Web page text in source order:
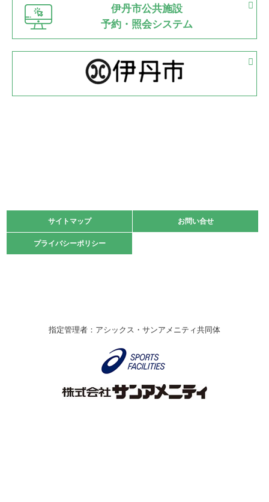
2022.06.12
県知事杯争奪バレーボール大会が開催
緑ケ丘体育館
2022.05.05
体育協会長杯 バドミントン競技の部
2022.05.22
緑ケ丘体育館
2021.10.23
卓球選手権大会ラージボールの部開催☆
伊丹市総合体育大会 バレーボール大会が開催されました
なわとびイベントを開催しました！
伊丹市公共施設
予約・照会システム
サイトマップ お問い合せ
プライバシーポリシー
サイトマップ お問い合せ
プライバシーポリシー
指定管理者：アシックス・サンアメニティ共同体